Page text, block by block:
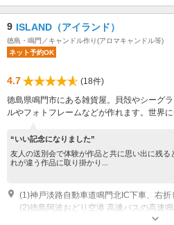
9 ISLAND（アイランド）
徳島・鳴門／キャンドル作り(アロマキャンドル等)
ネット予約OK
4.7
(18件)
徳島県鳴門市にある雑貨屋。貝殻やシーグ
ルやフォトフレームなどが作れます。世界
“いい記念になりました”
友人の送別会で体験が作品と共に思い出に残
れが違う作品に取り掛かり...
(1)神戸淡路自動車道鳴門北IC下車、右折
営業：11:00～17:00 休業：毎週月曜日